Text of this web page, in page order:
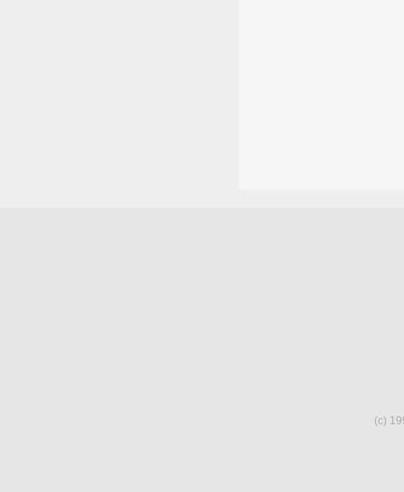
(c)